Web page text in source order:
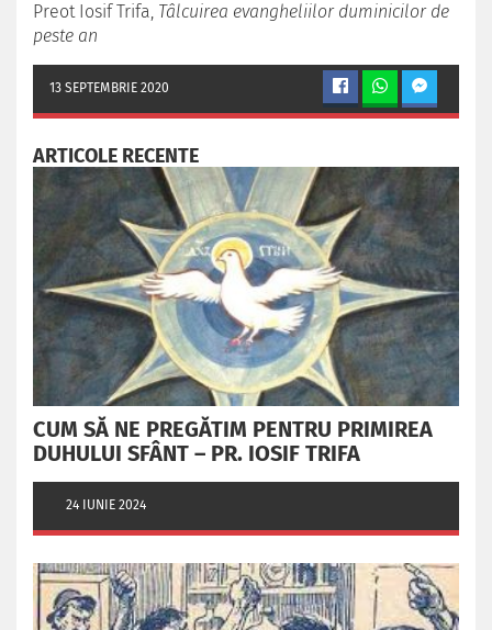
Preot Iosif Trifa, Tâlcuirea evangheliilor duminicilor de
peste an
13 SEPTEMBRIE 2020
ARTICOLE RECENTE
CUM SĂ NE PREGĂTIM PENTRU PRIMIREA
DUHULUI SFÂNT – PR. IOSIF TRIFA
24 IUNIE 2024